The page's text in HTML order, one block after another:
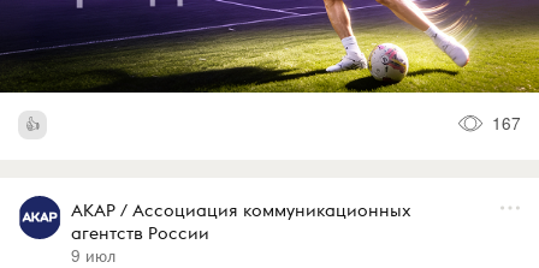
167
АКАР / Ассоциация коммуникационных
агентств России
9 июл